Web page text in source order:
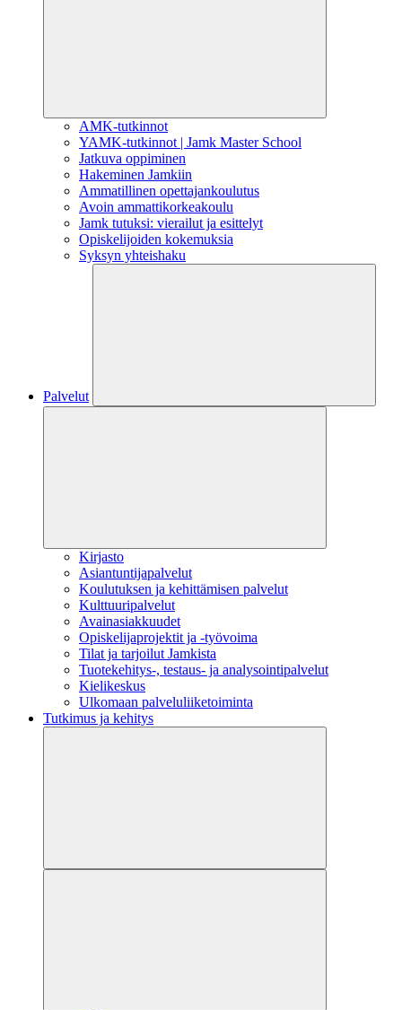
AMK-tutkinnot
YAMK-tutkinnot | Jamk Master School
Jatkuva oppiminen
Hakeminen Jamkiin
Ammatillinen opettajankoulutus
Avoin ammattikorkeakoulu
Jamk tutuksi: vierailut ja esittelyt
Opiskelijoiden kokemuksia
Syksyn yhteishaku
Palvelut
Kirjasto
Asiantuntijapalvelut
Koulutuksen ja kehittämisen palvelut
Kulttuuripalvelut
Avainasiakkuudet
Opiskelijaprojektit​ ja -työvoima
Tilat ja tarjoilut Jamkista
Tuotekehitys-, testaus- ja analysointipalvelut
Kielikeskus
Ulkomaan palveluliiketoiminta
Tutkimus ja kehitys